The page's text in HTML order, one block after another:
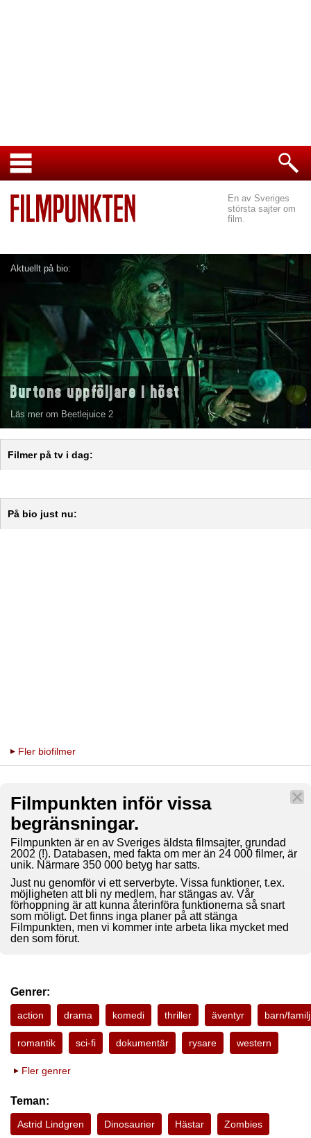
En av Sveriges
största sajter om
film.
Aktuellt på bio:
Burtons uppföljare i höst
Läs mer om Beetlejuice 2
Filmer på tv i dag:
På bio just nu:
Fler biofilmer
Filmpunkten inför vissa
begränsningar.
Filmpunkten är en av Sveriges äldsta filmsajter, grundad
2002 (!). Databasen, med fakta om mer än 24 000 filmer, är
unik. Närmare 350 000 betyg har satts.
Just nu genomför vi ett serverbyte. Vissa funktioner, t.ex.
möjligheten att bli ny medlem, har stängas av. Vår
förhoppning är att kunna återinföra funktionerna så snart
som möligt. Det finns inga planer på att stänga
Filmpunkten, men vi kommer inte arbeta lika mycket med
den som förut.
Genrer:
action drama komedi thriller äventyr barn/familj
romantik sci-fi dokumentär rysare western
Fler genrer
Teman:
Astrid Lindgren Dinosaurier Hästar Zombies